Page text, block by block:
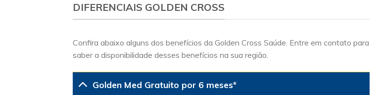
DIFERENCIAIS GOLDEN CROSS
Confira abaixo alguns dos benefícios da Golden Cross Saúde. Entre em contato para
saber a disponibilidade desses benefícios na sua região.
Golden Med Gratuito por 6 meses*